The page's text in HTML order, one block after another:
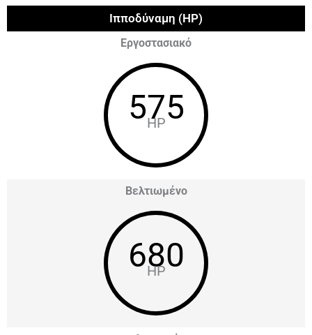
Ιπποδύναμη (HP)
Εργοστασιακό
575
HP
Βελτιωμένο
680
HP